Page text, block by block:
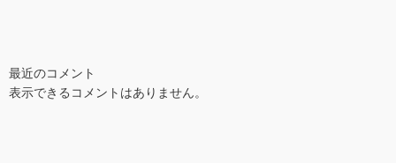
最近のコメント
表示できるコメントはありません。